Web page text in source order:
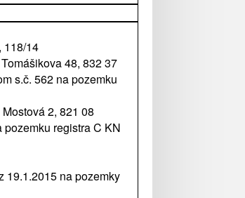
118/14
48, 832 37
s.č. 562 na pozemku
2, 821 08
registra C KN
19.1.2015 na pozemky